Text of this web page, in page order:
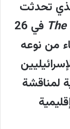
تحدثت
في 26
من نوعه
لمناقشة